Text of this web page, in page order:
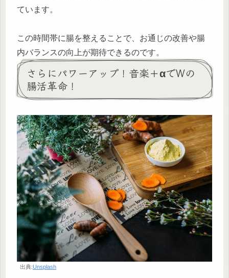
ています。
この時間帯に腸を整えることで、お通じの改善や腸
内バランスの向上が期待できるのです。
さらにパワーアップ！音楽＋αでWの
腸活革命！
出典:Unsplash